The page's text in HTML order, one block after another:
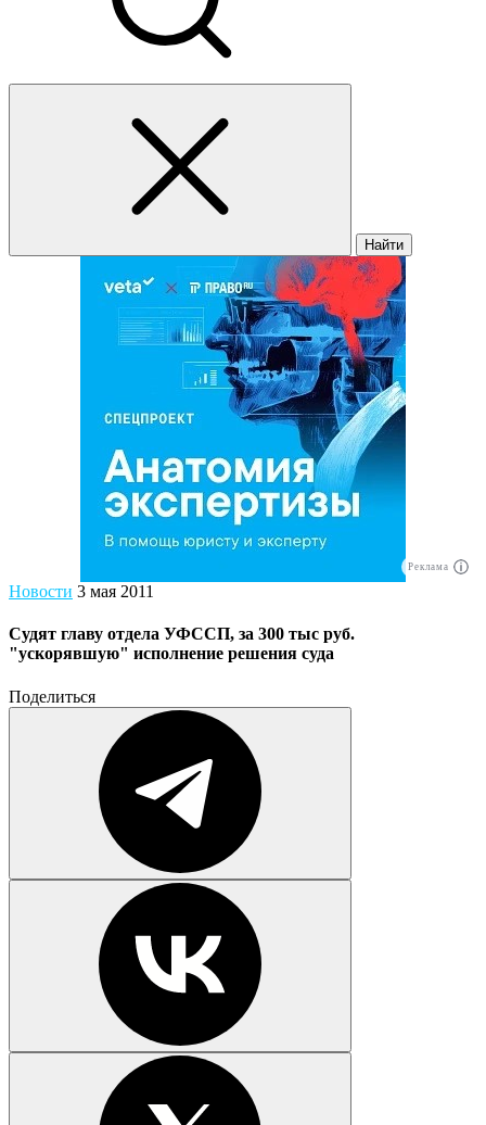
Найти
Реклама
Новости 3 мая 2011
Судят главу отдела УФССП, за 300 тыс руб.
"ускорявшую" исполнение решения суда
Поделиться